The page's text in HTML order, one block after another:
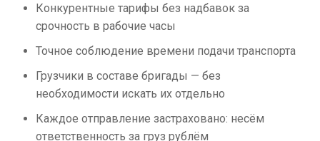
Конкурентные тарифы без надбавок за
срочность в рабочие часы
Точное соблюдение времени подачи транспорта
Грузчики в составе бригады — без
необходимости искать их отдельно
Каждое отправление застраховано: несём
ответственность за груз рублём